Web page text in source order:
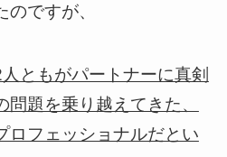
ですが、
ともがパートナーに真剣
題を乗り越えてきた、
ロフェッショナルだとい